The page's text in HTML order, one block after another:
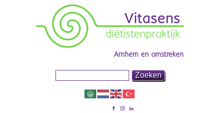
Arnhem en omstreken